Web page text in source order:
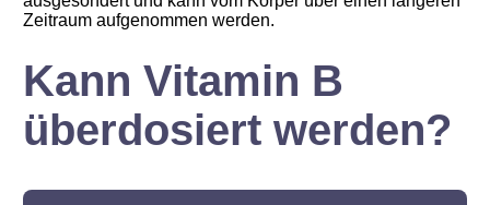
Zeitraum aufgenommen werden.
Kann Vitamin B
überdosiert werden?